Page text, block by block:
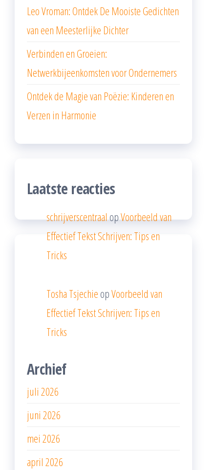
Leo Vroman: Ontdek De Mooiste Gedichten
van een Meesterlijke Dichter
Verbinden en Groeien:
Netwerkbijeenkomsten voor Ondernemers
Ontdek de Magie van Poëzie: Kinderen en
Verzen in Harmonie
Laatste reacties
schrijverscentraalopVoorbeeld van
Effectief Tekst Schrijven: Tips en
Tricks
Tosha Tsjechie opVoorbeeld van
Effectief Tekst Schrijven: Tips en
Tricks
Archief
juli 2026
juni 2026
mei 2026
april 2026